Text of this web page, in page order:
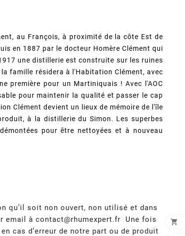
au François, à proximité de la côte Est de
en 1887 par le docteur Homère Clément qui
une distillerie est construite sur les ruines
famille résidera à l'Habitation Clément, avec
première pour un Martiniquais ! Avec l'AOC
pour maintenir la qualité et passer le cap
Clément devient un lieux de mémoire de l'île
à la distillerie du Simon. Les superbes
pour être nettoyées et à nouveau
qu’il soit non ouvert, non utilisé et dans
email à contact@rhumexpert.fr Une fois
cas d’erreur de notre part ou de produit
